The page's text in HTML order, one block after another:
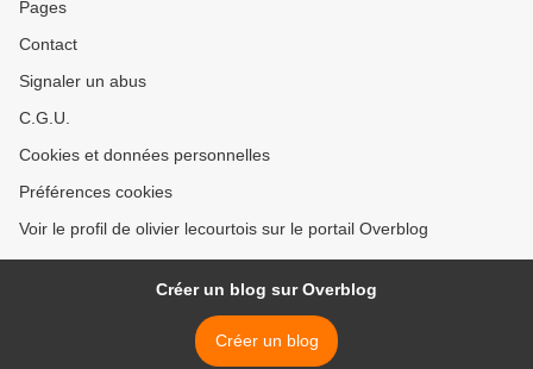
Pages
Contact
Signaler un abus
C.G.U.
Cookies et données personnelles
Préférences cookies
Voir le profil de olivier lecourtois sur le portail Overblog
Créer un blog sur Overblog
Créer un blog